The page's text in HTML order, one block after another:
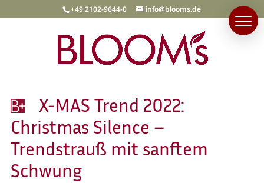
+49 2102-9644-0 info@blooms.de
X-MAS Trend 2022:
Christmas Silence –
Trendstrauß mit sanftem
Schwung